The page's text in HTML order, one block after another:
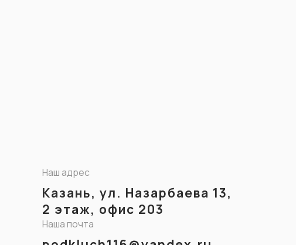
Наш адрес
Казань, ул. Назарбаева 13,
2 этаж, офис 203
Наша почта